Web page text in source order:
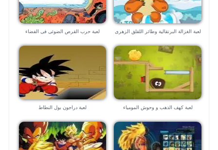
لعبة الغزالة البرتقالية وطائر اللقلق الزهرى
لعبة حرب القرص الضوئى فى الفضاء
لعبة كهف الذهب و وحوش المومياء لعبة دراجون بول النطاط